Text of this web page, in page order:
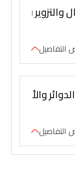
في
التفاصيل
والأجهزة
التفاصيل